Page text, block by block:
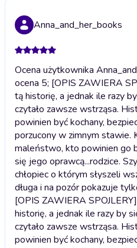
Anna_and_her_books
Ocena użytkownika
ocena 5; [OPIS ZAWIERA
tą historię, a jednak ile razy
czytało zawsze wstrząsa.
powinien być kochany,
porzucony w zimnym stawie.
maleństwo, kto powinien go
się jego oprawcą...rodzice.
chłopiec o którym słyszeli
długa i na pozór pokazuje
[OPIS ZAWIERA
historię, a jednak ile razy by
czytało zawsze wstrząsa.
powinien być kochany,